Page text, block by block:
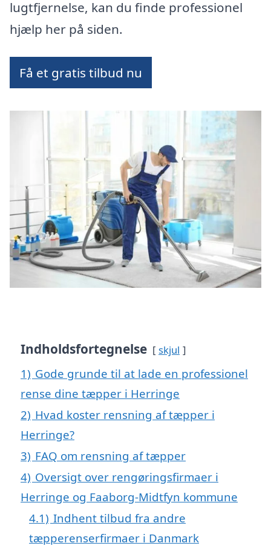
lugtfjernelse, kan du finde professionel
hjælp her på siden.
Få et gratis tilbud nu
Indholdsfortegnelse skjul
1) Gode grunde til at lade en professionel
rense dine tæpper i Herringe
2) Hvad koster rensning af tæpper i
Herringe?
3) FAQ om rensning af tæpper
4) Oversigt over rengøringsfirmaer i
Herringe og Faaborg-Midtfyn kommune
4.1) Indhent tilbud fra andre
tæpperenserfirmaer i Danmark